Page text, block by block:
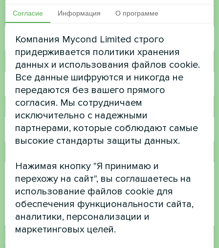
Имя
Номер телефона
Электронная почта
Согласие Информация О программе
Компания Mycond Limited строго
придерживается политики хранения
данных и использования файлов cookie.
Все данные шифруются и никогда не
передаются без вашего прямого
согласия. Мы сотрудничаем
исключительно с надежными
партнерами, которые соблюдают самые
высокие стандарты защиты данных.
Нажимая кнопку "Я принимаю и
перехожу на сайт", вы соглашаетесь на
использование файлов cookie для
обеспечения функциональности сайта,
аналитики, персонализации и
маркетинговых целей.